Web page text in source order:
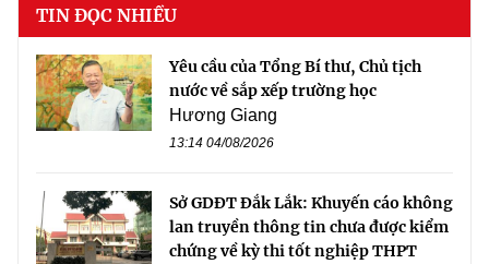
TIN ĐỌC NHIỀU
Yêu cầu của Tổng Bí thư, Chủ tịch
nước về sắp xếp trường học
Hương Giang
13:14 04/08/2026
Sở GDĐT Đắk Lắk: Khuyến cáo không
lan truyền thông tin chưa được kiểm
chứng về kỳ thi tốt nghiệp THPT